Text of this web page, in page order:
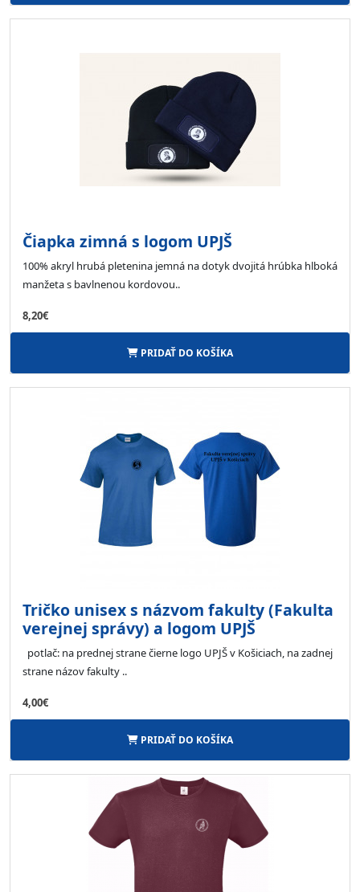
Čiapka zimná s logom UPJŠ
100% akryl hrubá pletenina jemná na dotyk dvojitá hrúbka hlboká
manžeta s bavlnenou kordovou..
8,20€
PRIDAŤ DO KOŠÍKA
Tričko unisex s názvom fakulty (Fakulta
verejnej správy) a logom UPJŠ
potlač: na prednej strane čierne logo UPJŠ v Košiciach, na zadnej
strane názov fakulty ..
4,00€
PRIDAŤ DO KOŠÍKA